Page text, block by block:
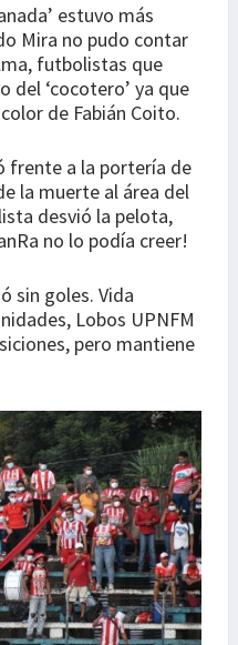
estuvo más
Mira no pudo contar
futbolistas que
del ‘cocotero’ ya que
de Fabián Coito.
frente a la portería de
la muerte al área del
desvió la pelota,
no lo podía creer!
sin goles. Vida
Lobos UPNFM
pero mantiene